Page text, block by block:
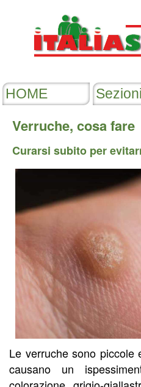
Verruche, cosa fare
Curarsi subito per
Le verruche sono piccole
causano un